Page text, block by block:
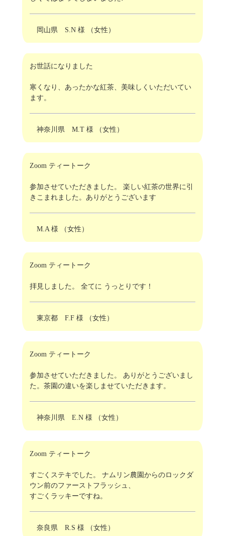
岡山県 S.N 様 （女性）
お世話になりました
寒くなり、あったかな紅茶、美味しくいただいてい
ます。
神奈川県 M.T 様 （女性）
Zoom ティートーク
参加させていただきました。 楽しい紅茶の世界に引
きこまれました。ありがとうございます
M.A 様 （女性）
Zoom ティートーク
拝見しました。 全てに うっとりです！
東京都 F.F 様 （女性）
Zoom ティートーク
参加させていただきました。 ありがとうございまし
た。茶園の違いを楽しませていただきます。
神奈川県 E.N 様 （女性）
Zoom ティートーク
すごくステキでした。 ナムリン農園からのロックダ
ウン前のファーストフラッシュ、
すごくラッキーですね。
奈良県 R.S 様 （女性）